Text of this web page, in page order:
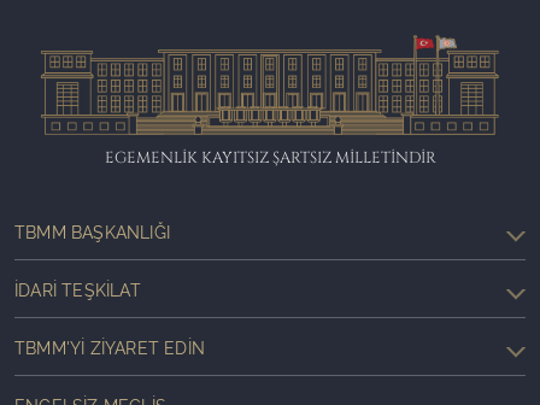
EGEMENLİK KAYITSIZ ŞARTSIZ MİLLETİNDİR
TBMM BAŞKANLIĞI
İDARI TEŞKILAT
TBMM'YI ZIYARET EDIN